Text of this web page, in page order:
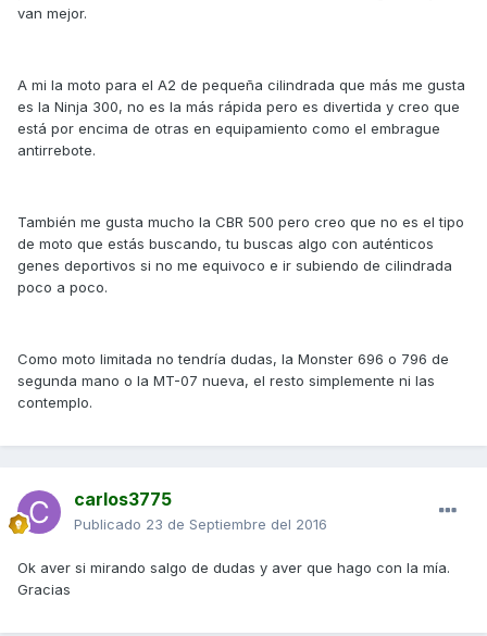
van mejor.
A mi la moto para el A2 de pequeña cilindrada que más me gusta
es la Ninja 300, no es la más rápida pero es divertida y creo que
está por encima de otras en equipamiento como el embrague
antirrebote.
También me gusta mucho la CBR 500 pero creo que no es el tipo
de moto que estás buscando, tu buscas algo con auténticos
genes deportivos si no me equivoco e ir subiendo de cilindrada
poco a poco.
Como moto limitada no tendría dudas, la Monster 696 o 796 de
segunda mano o la MT-07 nueva, el resto simplemente ni las
contemplo.
carlos3775
Publicado 23 de Septiembre del 2016
Ok aver si mirando salgo de dudas y aver que hago con la mía.
Gracias